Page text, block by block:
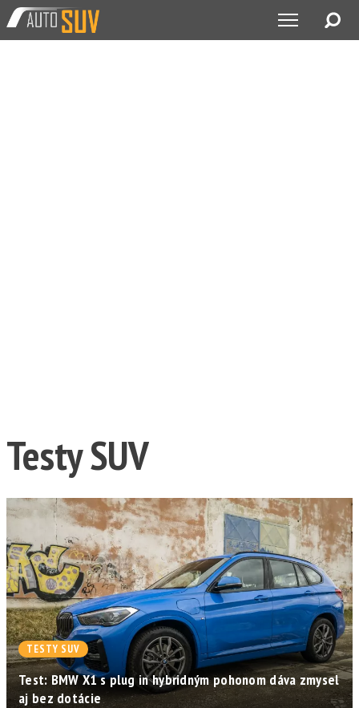
Testy SUV
TESTY SUV
Test: BMW X1 s plug in hybridným pohonom dáva zmysel
aj bez dotácie